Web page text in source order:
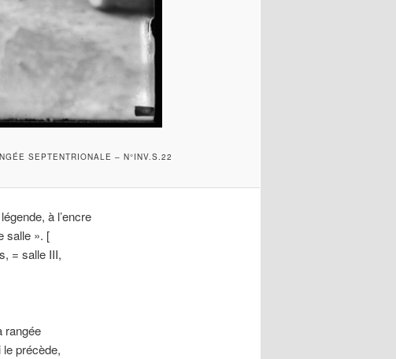
SEPTENTRIONALE – N°INV.S.22
à l’encre
salle ». [
= salle III,
rangée
précède,